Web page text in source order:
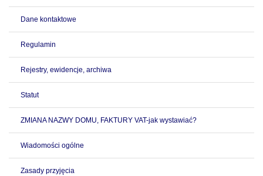
Dane kontaktowe
Regulamin
Rejestry, ewidencje, archiwa
Statut
ZMIANA NAZWY DOMU, FAKTURY VAT-jak wystawiać?
Wiadomości ogólne
Zasady przyjęcia